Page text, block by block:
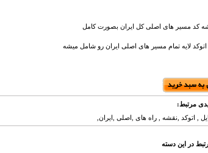
کد مسیر های اصلی کل ایران بصورت کامل
لایه تمام مسیر های اصلی ایران رو شامل میشه
مرتبط:
, اتوکد ,نقشه , راه های ,اصلی ,ایران,
در این دسته